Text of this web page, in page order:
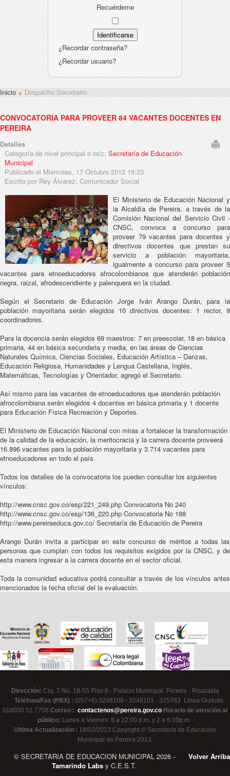
Recuérdeme
¿Recordar contraseña?
¿Recordar usuario?
Inicio Despacho Secretario
CONVOCATORIA PARA PROVEER 84 VACANTES DOCENTES EN
PEREIRA
Detalles
Categoría de nivel principal o raíz: Secretaría de Educación
Municipal
Publicado el Miércoles, 17 Octubre 2012 15:23
Escrito por Rey Álvarez: Comunicador Social
El Ministerio de Educación Nacional y
la Alcaldía de Pereira, a través de la
Comisión Nacional del Servicio Civil -
CNSC, convoca a concurso para
proveer 79 vacantes para docentes y
directivos docentes que prestan su
servicio a población mayoritaria,
igualmente a concurso para proveer 5
vacantes para etnoeducadores afrocolombianos que atenderán población
negra, raizal, afrodescendiente y palenquera en la ciudad.
Según el Secretario de Educación Jorge Iván Arango Durán, para la
población mayoritaria serán elegidos 10 directivos docentes: 1 rector, 9
coordinadores.
Para la docencia serán elegidos 69 maestros: 7 en preescolar, 18 en básica
primaria, 44 en básica secundaria y media, en las áreas de Ciencias
Naturales Química, Ciencias Sociales, Educación Artística – Danzas,
Educación Religiosa, Humanidades y Lengua Castellana, Inglés,
Matemáticas, Tecnologías y Orientador, agregó el Secretario.
Así mismo para las vacantes de etnoeducadores que atenderán población
afrocolombiana serán elegidos 4 docentes en básica primaria y 1 docente
para Educación Física Recreación y Deportes.
El Ministerio de Educación Nacional con miras a fortalecer la transformación
de la calidad de la educación, la meritocracia y la carrera docente proveerá
16.896 vacantes para la población mayoritaria y 3.714 vacantes para
etnoeducadores en todo el país.
Todos los detalles de la convocatoria los pueden consultar los siguientes
vínculos:
http://www.cnsc.gov.co/esp/221_249.php Convocatoria No 240
http://www.cnsc.gov.co/esp/136_220.php Convocatoria No 188
http://www.pereiraeduca.gov.co/ Secretaría de Educación de Pereira
Arango Durán invita a participar en este concurso de méritos a todas las
personas que cumplan con todos los requisitos exigidos por la CNSC, y de
esta manera ingresar a la carrera docente en el sector oficial.
Toda la comunidad educativa podrá consultar a través de los vínculos antes
mencionados la fecha oficial del la evaluación.
Dirección: Cra. 7 No. 18-55 Piso 8 - Palacio Municipal Pereira - Risaralda
Teléfono/Fax (PBX) : (057+6) 3248100 - 3248101 - 325783 Línea Gratuita
018000 51 7758 Correo : contactenos@pereira.gov.co Horario de atención al
público: Lunes a Viernes: 8 a 12:00 p.m. y 2 a 6:00p.m.
Ultima Actualización : 18/02/2013 Copyright © Secretaría de Educación
Municipal de Pereira 2013.
Volver Arriba
© SECRETARIA DE EDUCACION MUNICIPAL 2026 -
Tamarindo Labs y C.E.S.T.